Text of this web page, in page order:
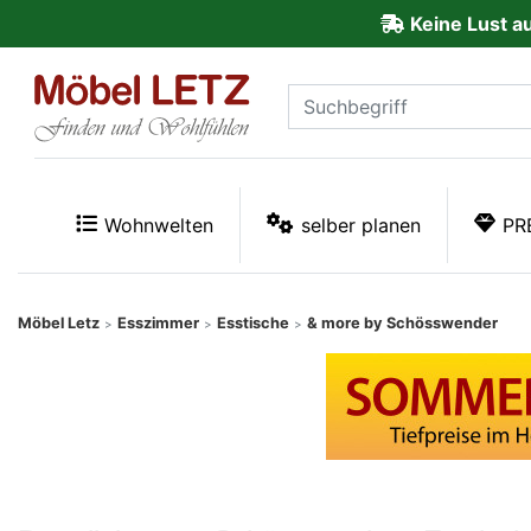
Keine Lust
Wohnwelten selber planen
Möbel Letz > Esszimmer > Esstische > & more by Schösswender
Kundenmeinungen
PREMIUM
Schnell